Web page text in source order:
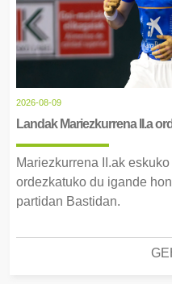
2026-08-09
Landak Mariezkurrena II.a
Mariezkurrena II.ak
ordezkatuko du igande
partidan Bastidan.